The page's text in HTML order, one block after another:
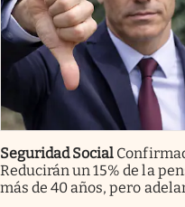
Seguridad Social
Reducirán un 15% de la
más de 40 años, pero